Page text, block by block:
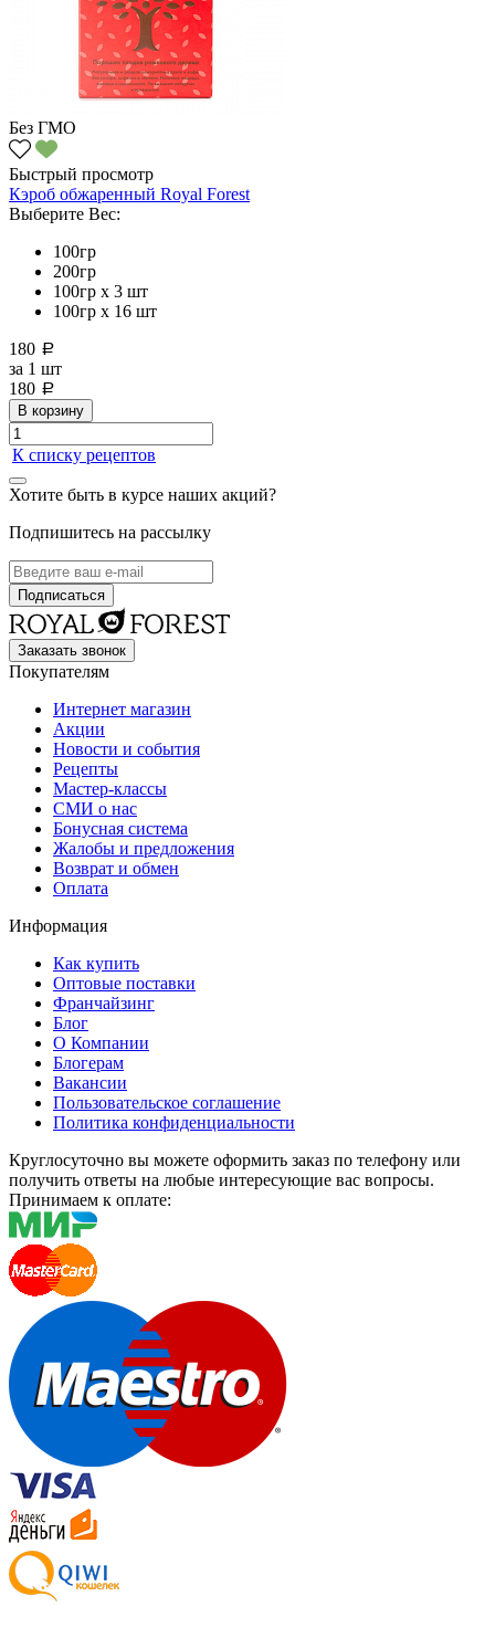
Без ГМО
Быстрый просмотр
Кэроб обжаренный Royal Forest
Выберите Вес:
100гр
200гр
100гр х 3 шт
100гр х 16 шт
180 a
за 1 шт
180 a
В корзину
К списку рецептов
Хотите быть в курсе наших акций?
Подпишитесь на рассылку
Заказать звонок
Покупателям
Интернет магазин
Акции
Новости и события
Рецепты
Мастер-классы
СМИ о нас
Бонусная система
Жалобы и предложения
Возврат и обмен
Оплата
Информация
Как купить
Оптовые поставки
Франчайзинг
Блог
О Компании
Блогерам
Вакансии
Пользовательское соглашение
Политика конфиденциальности
Круглосуточно вы можете оформить заказ по телефону или
получить ответы на любые интересующие вас вопросы.
Принимаем к оплате: